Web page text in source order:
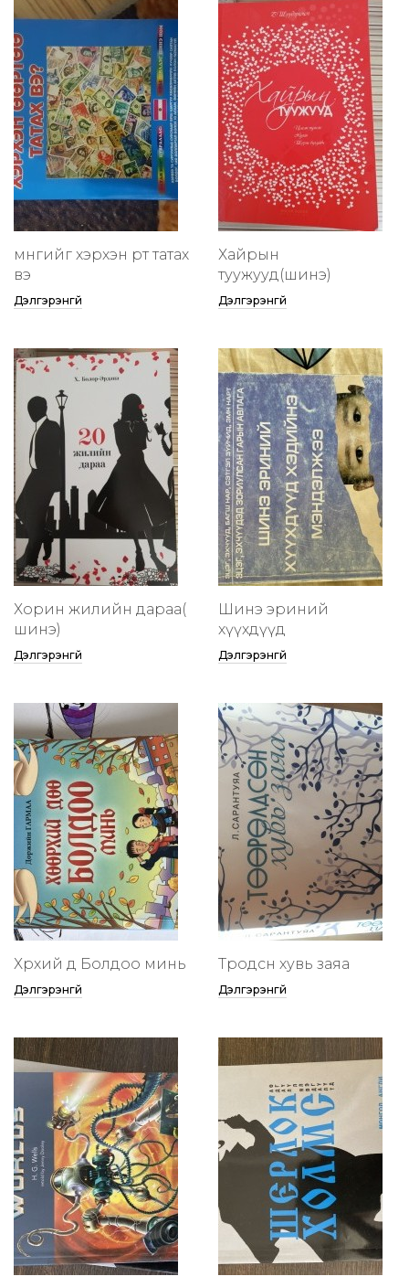
мөнгийг хэрхэн өөртөө татах
вэ
Дэлгэрэнгүй
Хайрын
туужууд(шинэ)
Дэлгэрэнгүй
Хорин жилийн дараа(
шинэ)
Дэлгэрэнгүй
Шинэ эриний
хүүхдүүд
Дэлгэрэнгүй
Хөөрхий дөө Болдоо минь
Дэлгэрэнгүй
Төөрөодсөн хувь заяа
Дэлгэрэнгүй